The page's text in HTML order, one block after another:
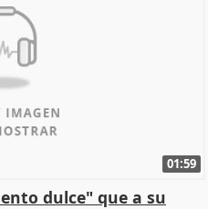
01:59
dulce" que a su